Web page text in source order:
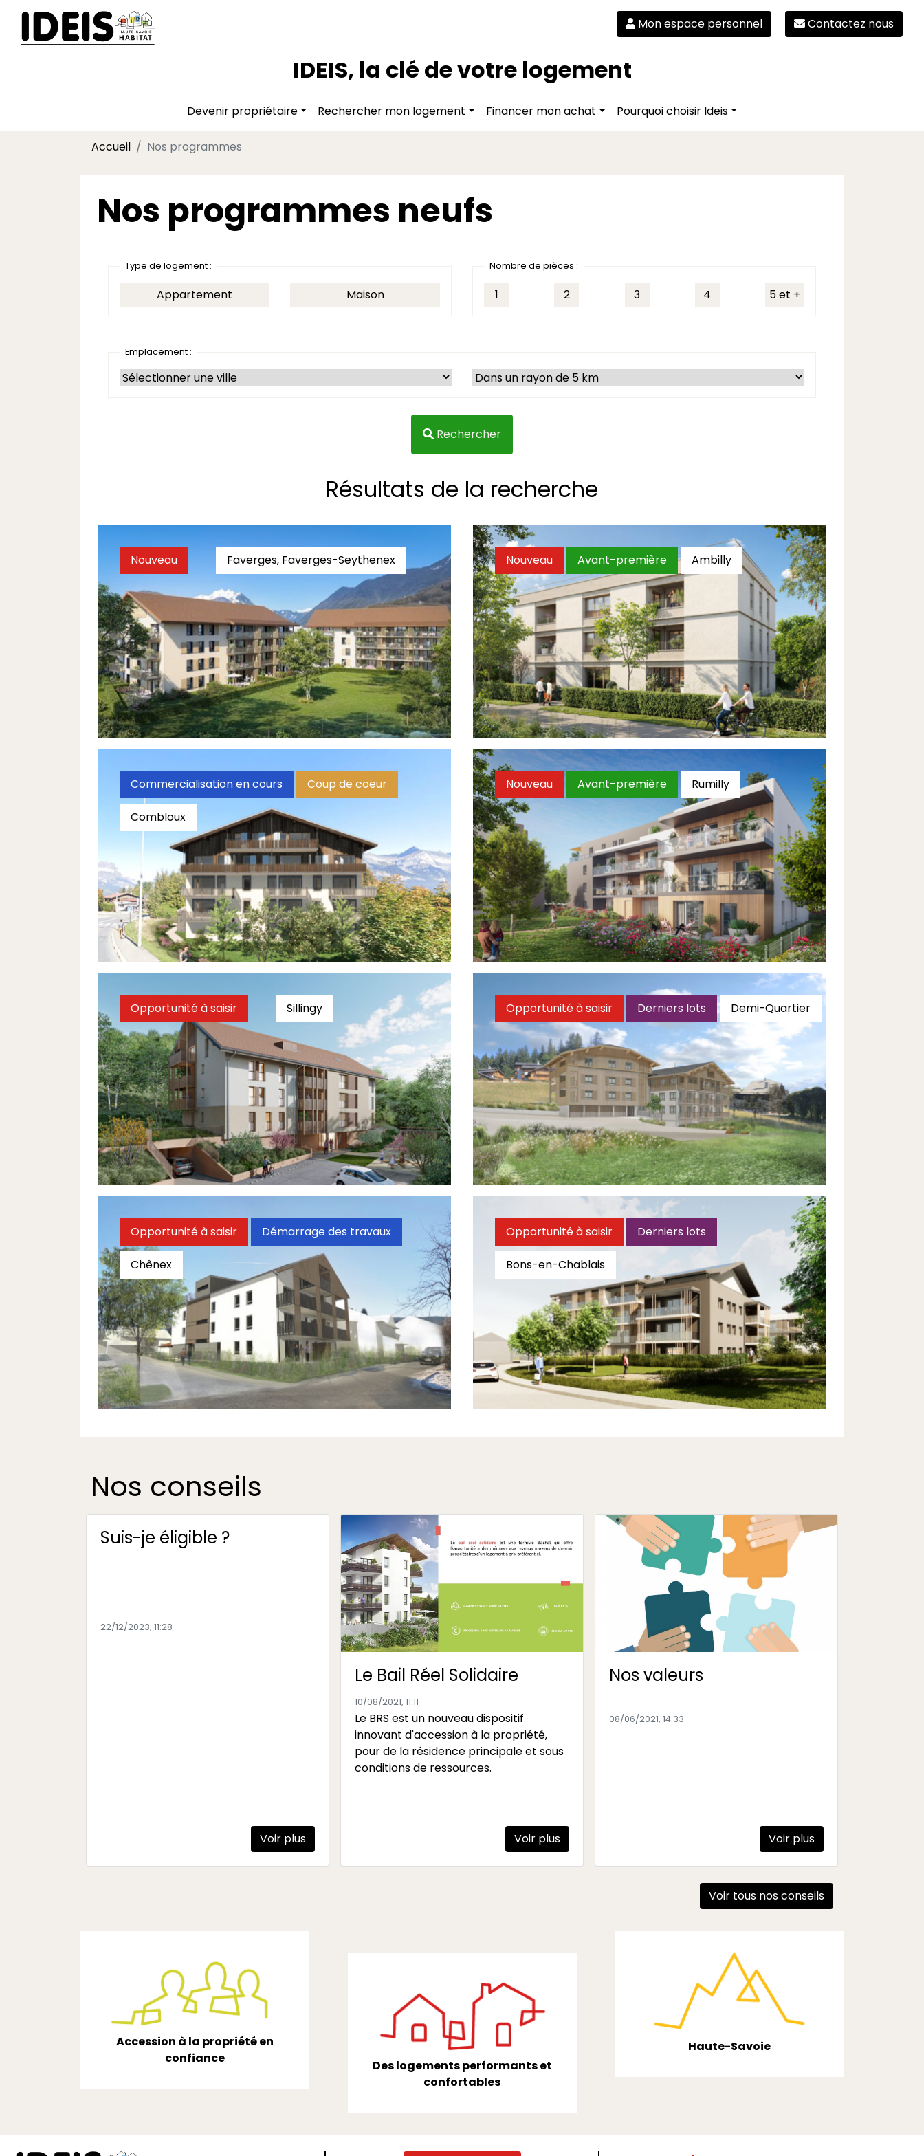
Mon espace personnel Contactez nous
IDEIS, la clé de votre logement
Devenir propriétaire Rechercher mon logement Financer mon achat Pourquoi choisir Ideis
Accueil Nos programmes
Nos programmes neufs
Type de logement :
Appartement Maison
Nombre de pièces :
1 2 3 4 5 et +
Emplacement :
Rechercher
Résultats de la recherche
Nouveau Faverges, Faverges-Seythenex
Horizon
Du T2 au T3
À partir de 159 000 € Découvrir
Nouveau Avant-première Ambilly
Céleste
T4
À partir de 288 000 € Découvrir
Commercialisation en cours Coup de coeur
Combloux
ALPERIA
Du T2 au T3
À partir de 259 900 € Découvrir
Nouveau Avant-première Rumilly
Ocarina
Du T2 au T4
À partir de 188 000 € Découvrir
Opportunité à saisir Sillingy
Résidence l'Orée
Dernier T4
À partir de 300 000 € Découvrir
Opportunité à saisir Derniers lots Demi-Quartier
Les balcons du ruisseau
Dernier T4
À partir de 292 000 € Découvrir
Opportunité à saisir Démarrage des travaux
Chênex
Le Quatre d'Or
Dernier T4 disponible
À partir de 397 000 € Découvrir
Opportunité à saisir Derniers lots
Bons-en-Chablais
RESPIR'
Du T3 au T5
À partir de 208 350 € Découvrir
Nos conseils
Suis-je éligible ?
22/12/2023, 11:28
Voir plus
Le Bail Réel Solidaire
10/08/2021, 11:11
Le BRS est un nouveau dispositif
innovant d'accession à la propriété,
pour de la résidence principale et sous
conditions de ressources.
Voir plus
Nos valeurs
08/06/2021, 14:33
Voir plus
Voir tous nos conseils
Accession à la propriété en
confiance
Des logements performants et
confortables
Haute-Savoie